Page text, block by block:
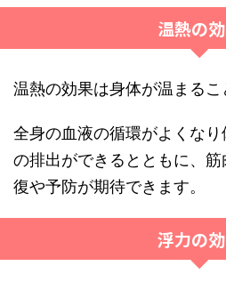
温熱の
温熱の効果は身体が温まるこ
全身の血液の循環がよくな
の排出ができるとともに、
復や予防が期待できます。
浮力の